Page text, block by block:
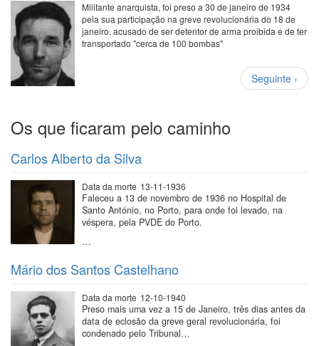
Militante anarquista, foi preso a 30 de janeiro de 1934
pela sua participação na greve revolucionária do 18 de
janeiro, acusado de ser detentor de arma proibida e de ter
transportado "cerca de 100 bombas"
Paginação
Próxima
página
Seguinte ›
Os que ficaram pelo caminho
Carlos Alberto da Silva
Data da morte 13-11-1936
Faleceu a 13 de novembro de 1936 no Hospital de
Santo António, no Porto, para onde foi levado, na
véspera, pela PVDE do Porto.
…
Mário dos Santos Castelhano
Data da morte 12-10-1940
Preso mais uma vez a 15 de Janeiro, três dias antes da
data de eclosão da greve geral revolucionária, foi
condenado pelo Tribunal…